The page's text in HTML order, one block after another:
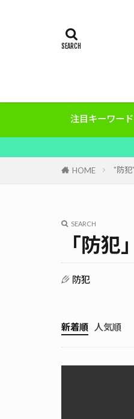
注目キーワード
地域住民で
HOME "防犯
SEARCH
「防
防犯
新着順 人気順